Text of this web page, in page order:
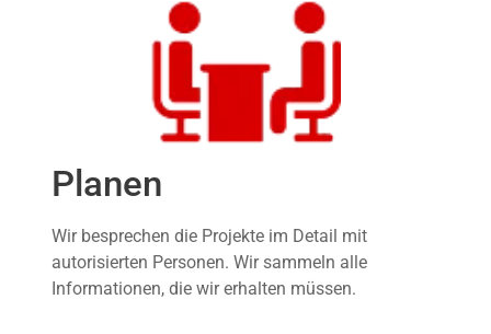
Planen
Wir besprechen die Projekte im Detail mit
autorisierten Personen. Wir sammeln alle
Informationen, die wir erhalten müssen.